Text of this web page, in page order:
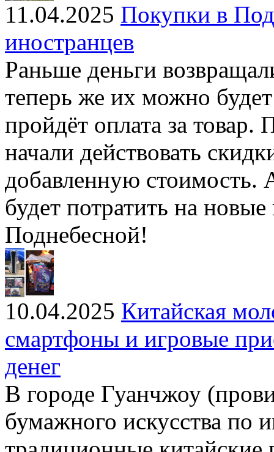
11.04.2025 Покупки в
иностранцев
Раньше деньги
теперь же их можно будет
пройдёт оплата за товар.
начали действовать
добавленную стоимость.
будет потратить на
Поднебесной!
10.04.2025 Китайская
смартфоны и игровые
денег
В городе Гуанчжоу
бумажного искусства по